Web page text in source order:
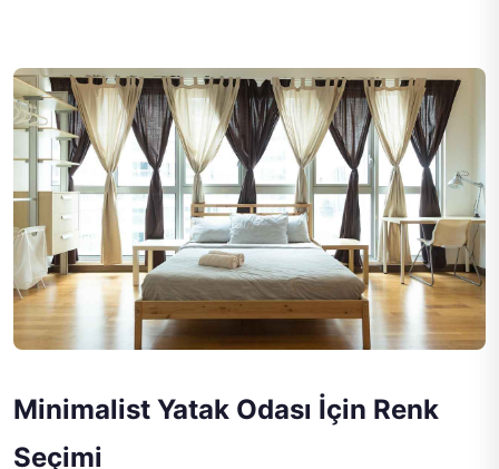
Minimalist Yatak Odası İçin Renk
Seçimi